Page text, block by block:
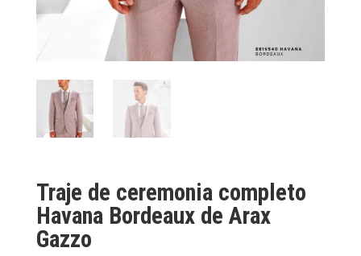
Traje de ceremonia completo
Havana Bordeaux de Arax
Gazzo